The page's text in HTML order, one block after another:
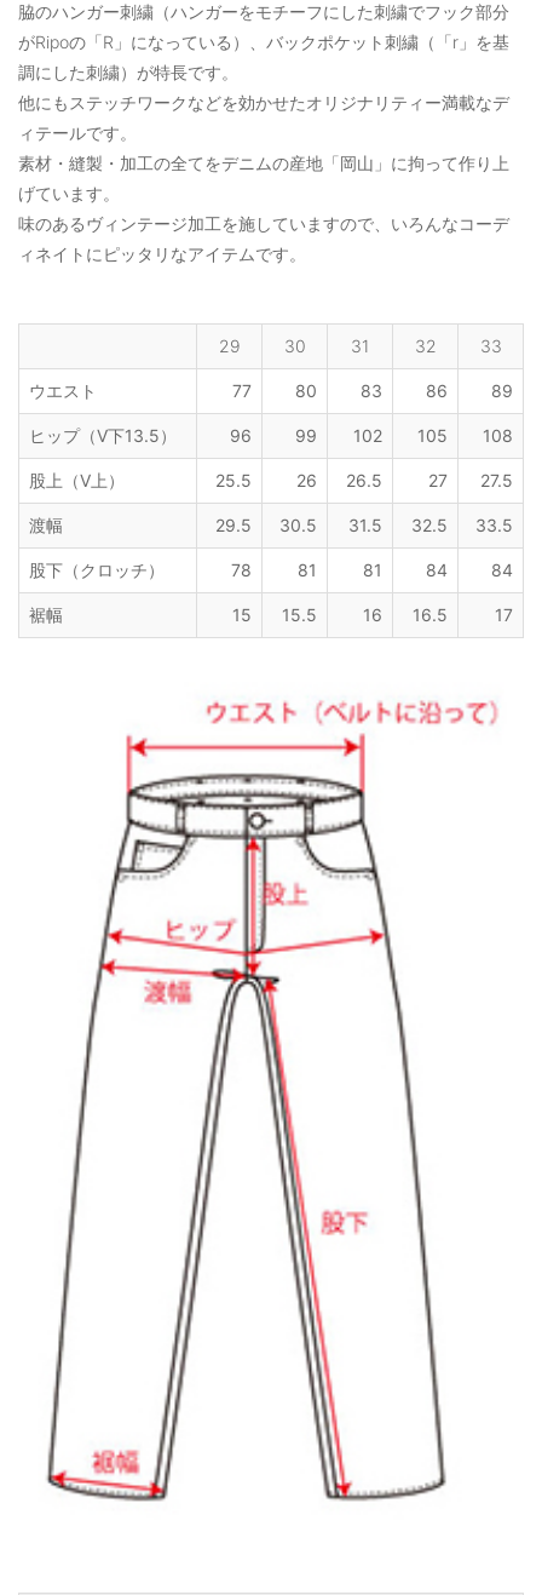
脇のハンガー刺繍（ハンガーをモチーフにした刺繍でフック部分
がRipoの「R」になっている）、バックポケット刺繍（「r」を基
調にした刺繍）が特長です。
他にもステッチワークなどを効かせたオリジナリティー満載なデ
ィテールです。
素材・縫製・加工の全てをデニムの産地「岡山」に拘って作り上
げています。
味のあるヴィンテージ加工を施していますので、いろんなコーデ
ィネイトにピッタリなアイテムです。
29 30 31 32 33
ウエスト 77 80 83 86 89
ヒップ（V下13.5） 96 99 102 105 108
股上（V上） 25.5 26 26.5 27 27.5
渡幅 29.5 30.5 31.5 32.5 33.5
股下（クロッチ） 78 81 81 84 84
裾幅 15 15.5 16 16.5 17